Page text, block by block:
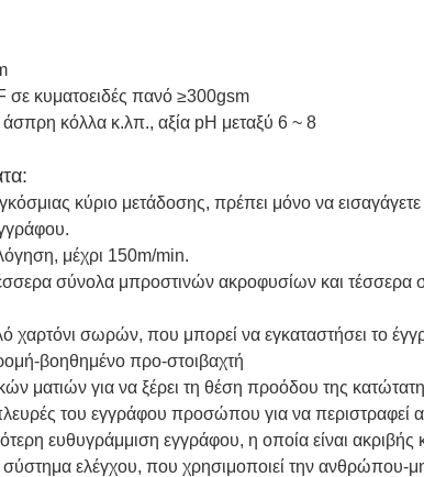
κυματοειδές πανό ≥300gsm
κόλλα κ.λπ., αξία pH μεταξύ 6 ~ 8
κύριο μετάδοσης, πρέπει μόνο να
μέχρι 150m/min.
σύνολα μπροστινών ακροφυσίων και
χαρτόνι σωρών, που μπορεί να εγκαταστήσει το
βοηθημένο προ-στοιβαχτή
ματιών για να ξέρει τη θέση προόδου της
του εγγράφου προσώπου για να περιστραφεί
ευθυγράμμιση εγγράφου, η οποία είναι ακριβής
σύστημα ελέγχου, που χρησιμοποιεί την ανθρώπου-